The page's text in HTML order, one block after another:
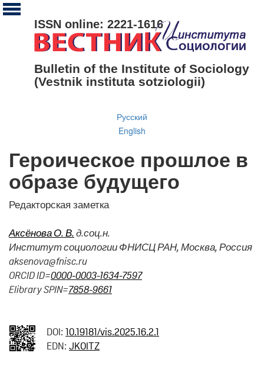
ISSN online: 2221-1616
Bulletin of the Institute of Sociology
(Vestnik instituta sotziologii)
Русский
English
Героическое прошлое в
образе будущего
Редакторская заметка
Аксёнова О. В.д.соц.н.
Институт социологии ФНИСЦ РАН, Москва, Россия
aksenova@fnisc.ru
ORCID ID=0000-0003-1634-7597
Elibrary SPIN=7858-9661
DOI: 10.19181/vis.2025.16.2.1
EDN: JKOITZ